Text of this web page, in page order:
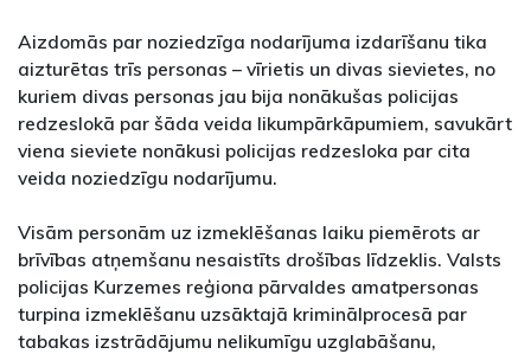
Aizdomās par noziedzīga nodarījuma izdarīšanu tika
aizturētas trīs personas – vīrietis un divas sievietes, no
kuriem divas personas jau bija nonākušas policijas
redzeslokā par šāda veida likumpārkāpumiem, savukārt
viena sieviete nonākusi policijas redzesloka par cita
veida noziedzīgu nodarījumu.
Visām personām uz izmeklēšanas laiku piemērots ar
brīvības atņemšanu nesaistīts drošības līdzeklis. Valsts
policijas Kurzemes reģiona pārvaldes amatpersonas
turpina izmeklēšanu uzsāktajā kriminālprocesā par
tabakas izstrādājumu nelikumīgu uzglabāšanu,